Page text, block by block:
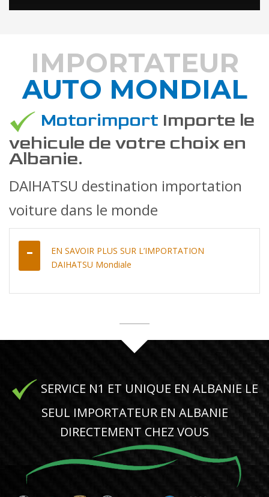
DÉCOUVREZ COMMENT
IMPORTATEUR
AUTO MONDIAL
Motorimport Importe le
vehicule de votre choix en
Albanie.
DAIHATSU destination importation
voiture dans le monde
EN SAVOIR PLUS SUR L’IMPORTATION
DAIHATSU Mondiale
SERVICE N1 ET UNIQUE EN ALBANIE LE
SEUL IMPORTATEUR EN ALBANIE
DIRECTEMENT CHEZ VOUS